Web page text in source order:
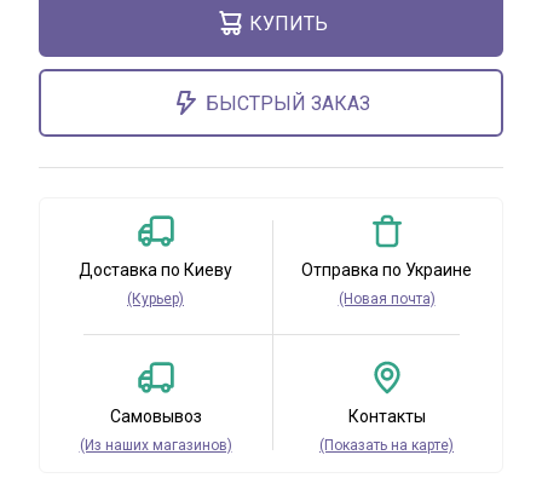
КУПИТЬ
БЫСТРЫЙ ЗАКАЗ
Доставка по Киеву
(Курьер)
Отправка по Украине
(Новая почта)
Самовывоз
(Из наших магазинов)
Контакты
(Показать на карте)